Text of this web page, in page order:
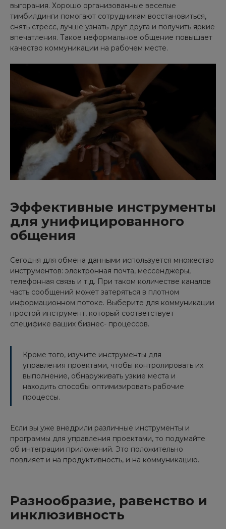
выгорания. Хорошо организованные веселые
тимбилдинги помогают сотрудникам восстановиться,
снять стресс, лучше узнать друг друга и получить яркие
впечатления. Такое неформальное общение повышает
качество коммуникации на рабочем месте.
Эффективные инструменты
для унифицированного
общения
Сегодня для обмена данными используется множество
инструментов: электронная почта, мессенджеры,
телефонная связь и т.д. При таком количестве каналов
часть сообщений может затеряться в плотном
информационном потоке. Выберите для коммуникации
простой инструмент, который соответствует
специфике ваших бизнес- процессов.
Кроме того, изучите инструменты для
управления проектами, чтобы контролировать их
выполнение, обнаруживать узкие места и
находить способы оптимизировать рабочие
процессы.
Если вы уже внедрили различные инструменты и
программы для управления проектами, то подумайте
об интеграции приложений. Это положительно
повлияет и на продуктивность, и на коммуникацию.
Разнообразие, равенство и
инклюзивность